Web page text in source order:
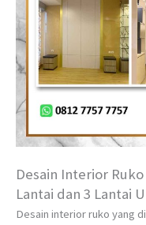
Desain Interior
Lantai dan 3 Lantai
Desain interior ruko yang